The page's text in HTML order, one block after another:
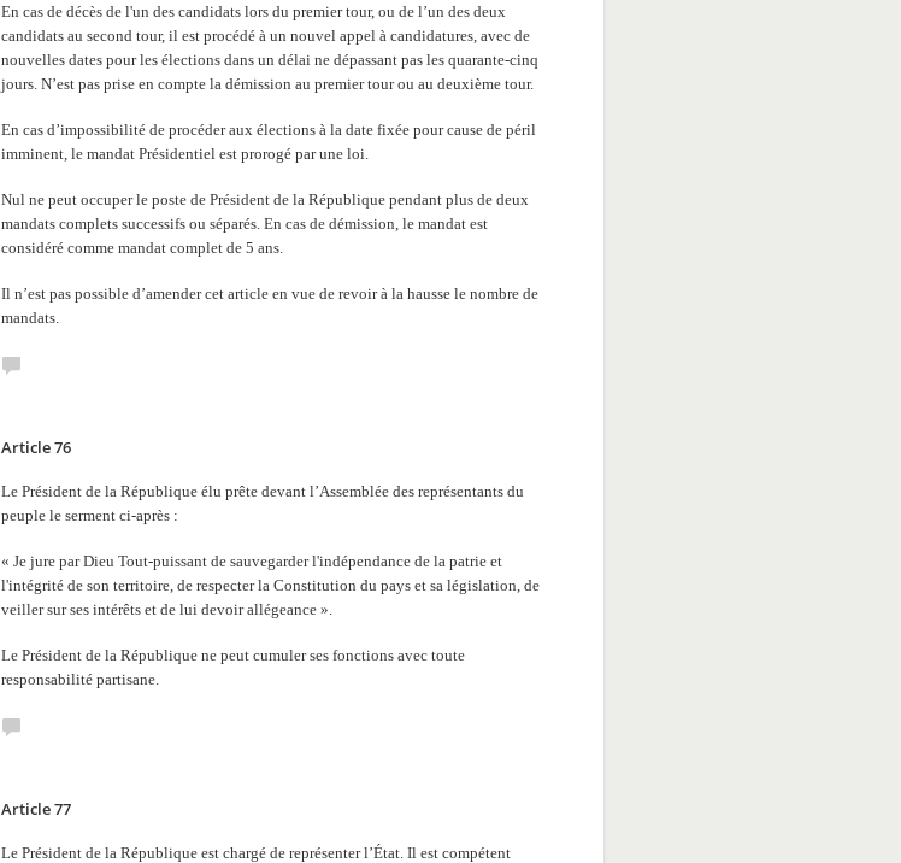
En cas de décès de l'un des candidats lors du premier tour, ou de l’un des deux
candidats au second tour, il est procédé à un nouvel appel à candidatures, avec de
nouvelles dates pour les élections dans un délai ne dépassant pas les quarante-cinq
jours. N’est pas prise en compte la démission au premier tour ou au deuxième tour.
En cas d’impossibilité de procéder aux élections à la date fixée pour cause de péril
imminent, le mandat Présidentiel est prorogé par une loi.
Nul ne peut occuper le poste de Président de la République pendant plus de deux
mandats complets successifs ou séparés. En cas de démission, le mandat est
considéré comme mandat complet de 5 ans.
Il n’est pas possible d’amender cet article en vue de revoir à la hausse le nombre de
mandats.
Article 76
Le Président de la République élu prête devant l’Assemblée des représentants du
peuple le serment ci-après :
« Je jure par Dieu Tout-puissant de sauvegarder l'indépendance de la patrie et
l'intégrité de son territoire, de respecter la Constitution du pays et sa législation, de
veiller sur ses intérêts et de lui devoir allégeance ».
Le Président de la République ne peut cumuler ses fonctions avec toute
responsabilité partisane.
Article 77
Le Président de la République est chargé de représenter l’État. Il est compétent